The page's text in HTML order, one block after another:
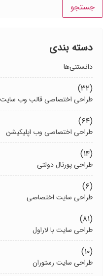
جستجو
دسته بندی
دانستنی‌ها
(۳۲)
طراحی اختصاصی قالب وب سایت
(۶۴)
طراحی اختصاصی وب اپلیکیشن
(۱۴)
طراحی پورتال دولتی
(۶)
طراحی سایت اختصاصی
(۸۱)
طراحی سایت با لاراول
(۱۰)
طراحی سایت رستوران